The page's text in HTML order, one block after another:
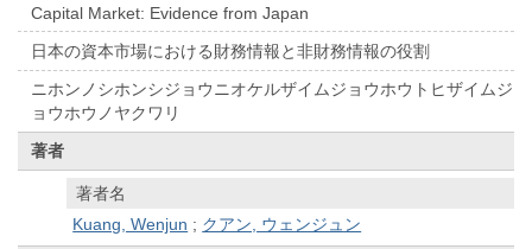
Capital Market: Evidence from Japan
日本の資本市場における財務情報と非財務情報の役割
ニホンノシホンシジョウニオケルザイムジョウホウトヒザイムジ
ョウホウノヤクワリ
著者
著者名
Kuang, Wenjun ; クアン, ウェンジュン